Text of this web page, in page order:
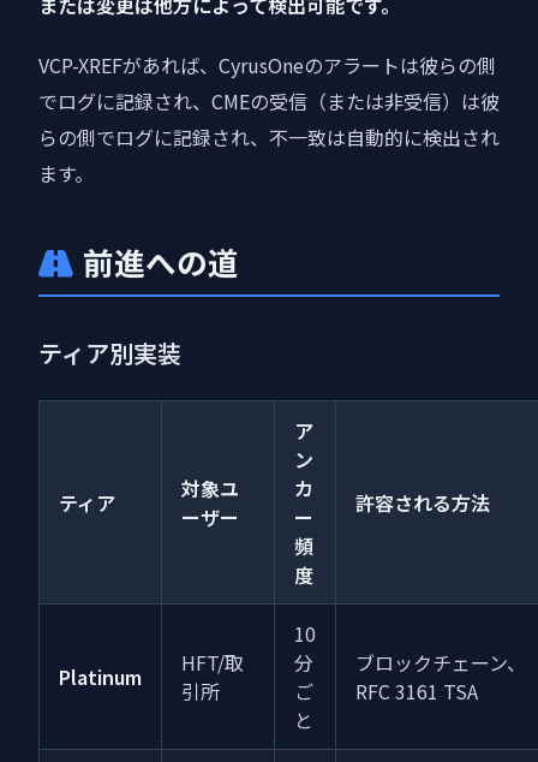
VCP-XREFがあれば、CyrusOneのアラートは彼らの側
でログに記録され、CMEの受信（または非受信）は彼
らの側でログに記録され、不一致は自動的に検出され
ます。
前進への道
ティア別実装
ティア
対象ユ
ーザー
ア
ン
カ
ー
頻
度
許容される方法
Platinum
HFT/取
引所
10
分
ご
と
ブロックチェーン、
RFC 3161 TSA